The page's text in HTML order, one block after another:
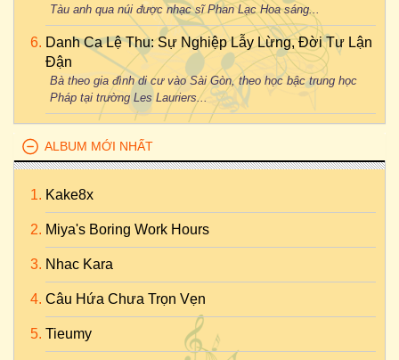
Tàu anh qua núi được nhạc sĩ Phan Lạc Hoa sáng...
Danh Ca Lệ Thu: Sự Nghiệp Lẫy Lừng, Đời Tư Lận
Đận
Bà theo gia đình di cư vào Sài Gòn, theo học bậc trung học
Pháp tại trường Les Lauriers...
ALBUM MỚI NHẤT
Kake8x
Miya's Boring Work Hours
Nhac Kara
Câu Hứa Chưa Trọn Vẹn
Tieumy